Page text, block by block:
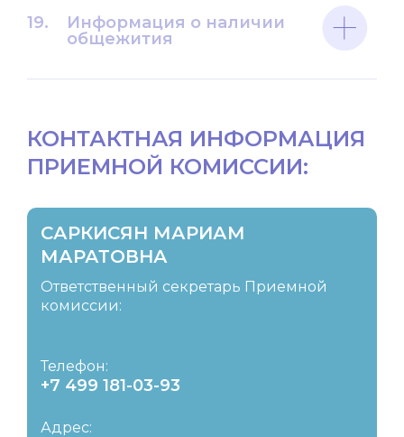
19.
Информация о наличии
общежития
КОНТАКТНАЯ ИНФОРМАЦИЯ
ПРИЕМНОЙ КОМИССИИ:
САРКИСЯН МАРИАМ
МАРАТОВНА
Ответственный секретарь Приемной
комиссии:
Телефон:
+7 499 181-03-93
Адрес: